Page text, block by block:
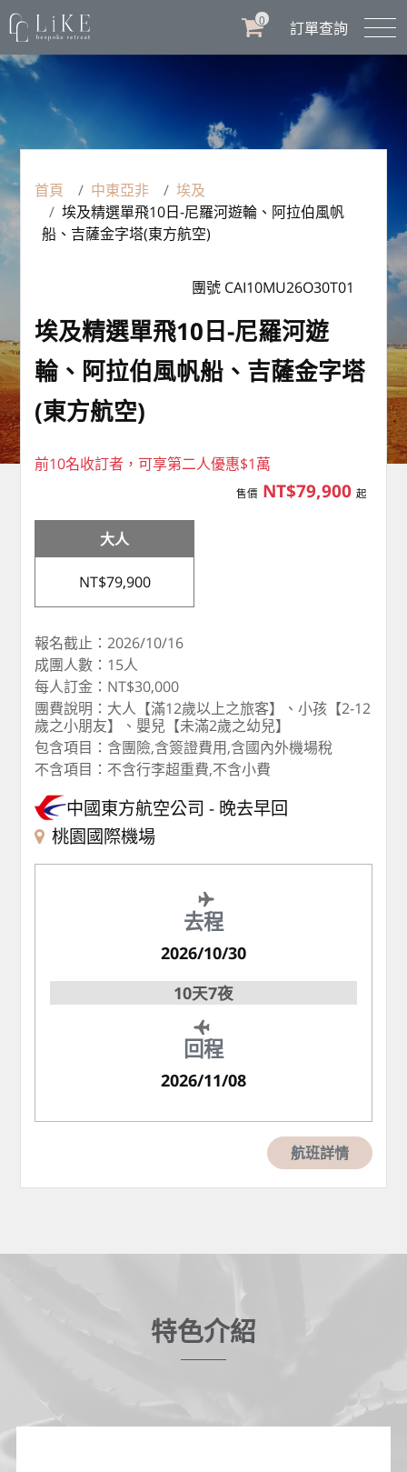
0 訂單查詢
首頁 中東亞非
埃及
埃及精選單飛10日-尼羅河遊輪、阿拉伯風帆
船、吉薩金字塔(東方航空)
團號 CAI10MU26O30T01
埃及精選單飛10日-尼羅河遊
輪、阿拉伯風帆船、吉薩金字塔
(東方航空)
前10名收訂者，可享第二人優惠$1萬
售價 NT$79,900 起
大人
NT$79,900
報名截止：2026/10/16
成團人數：15人
每人訂金：NT$30,000
團費說明：大人【滿12歲以上之旅客】、小孩【2-12
歲之小朋友】、嬰兒【未滿2歲之幼兒】
包含項目：含團險,含簽證費用,含國內外機場稅
不含項目：不含行李超重費,不含小費
中國東方航空公司
晚去早回
桃園國際機場
去程
2026/10/30
10天7夜
回程
2026/11/08
航班詳情
特色介紹